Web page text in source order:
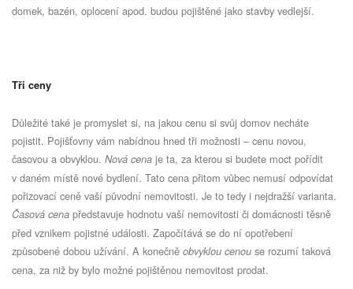
domek, bazén, oplocení apod. budou pojištěné jako stavby vedlejší.
Tři ceny
Důležité také je promyslet si, na jakou cenu si svůj domov necháte
pojistit. Pojišťovny vám nabídnou hned tři možnosti – cenu novou,
časovou a obvyklou. Nová cena je ta, za kterou si budete moct pořídit
v daném místě nové bydlení. Tato cena přitom vůbec nemusí odpovídat
pořizovací ceně vaší původní nemovitosti. Je to tedy i nejdražší varianta.
Časová cena představuje hodnotu vaší nemovitosti či domácnosti těsně
před vznikem pojistné události. Započítává se do ní opotřebení
způsobené dobou užívání. A konečně obvyklou cenou se rozumí taková
cena, za niž by bylo možné pojištěnou nemovitost prodat.